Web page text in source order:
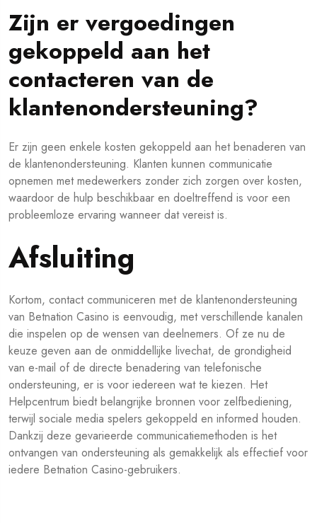
Zijn er vergoedingen
gekoppeld aan het
contacteren van de
klantenondersteuning?
Er zijn geen enkele kosten gekoppeld aan het benaderen van
de klantenondersteuning. Klanten kunnen communicatie
opnemen met medewerkers zonder zich zorgen over kosten,
waardoor de hulp beschikbaar en doeltreffend is voor een
probleemloze ervaring wanneer dat vereist is.
Afsluiting
Kortom, contact communiceren met de klantenondersteuning
van Betnation Casino is eenvoudig, met verschillende kanalen
die inspelen op de wensen van deelnemers. Of ze nu de
keuze geven aan de onmiddellijke livechat, de grondigheid
van e-mail of de directe benadering van telefonische
ondersteuning, er is voor iedereen wat te kiezen. Het
Helpcentrum biedt belangrijke bronnen voor zelfbediening,
terwijl sociale media spelers gekoppeld en informed houden.
Dankzij deze gevarieerde communicatiemethoden is het
ontvangen van ondersteuning als gemakkelijk als effectief voor
iedere Betnation Casino-gebruikers.